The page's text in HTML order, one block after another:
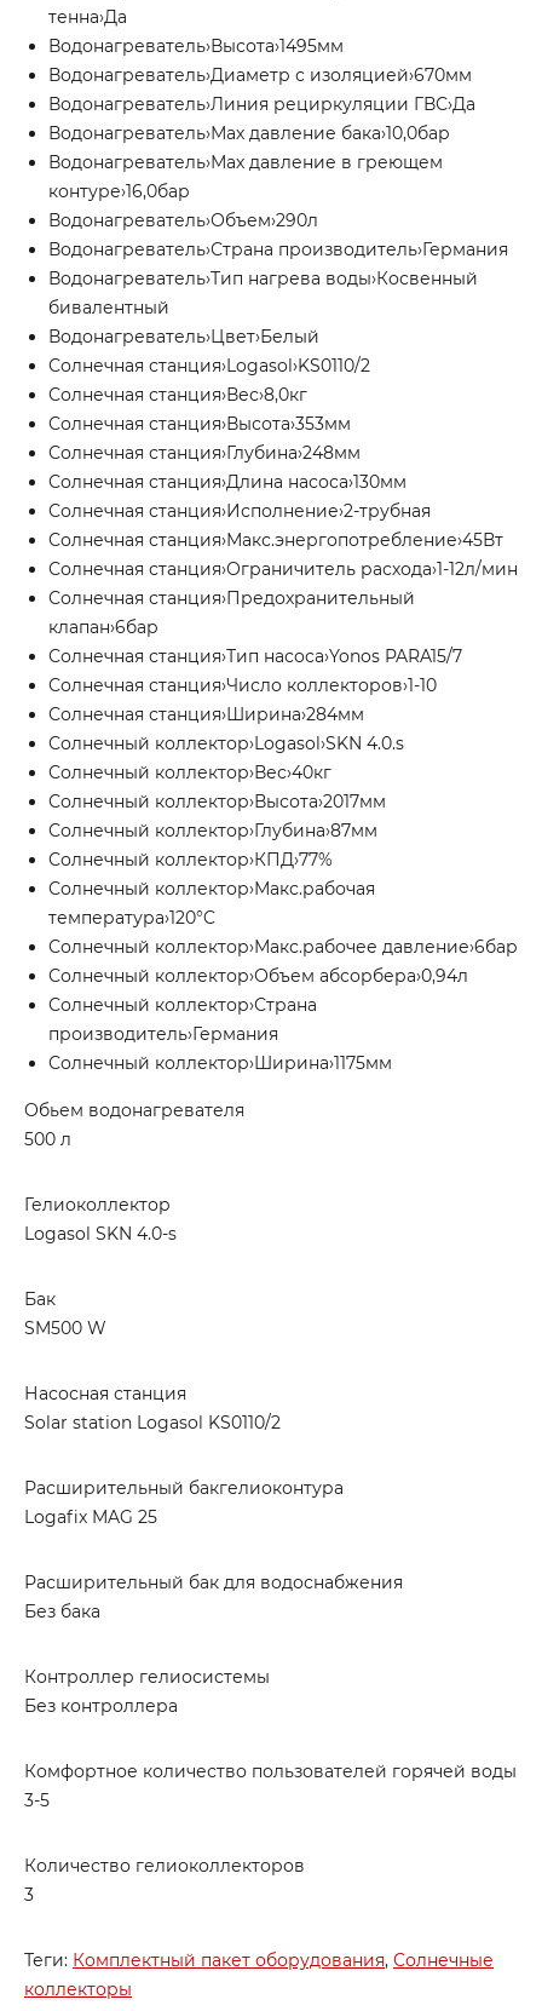
тенна›Да
Водонагреватель›Высота›1495мм
Водонагреватель›Диаметр с изоляцией›670мм
Водонагреватель›Линия рециркуляции ГВС›Да
Водонагреватель›Мах давление бака›10,0бар
Водонагреватель›Мах давление в греющем
контуре›16,0бар
Водонагреватель›Объем›290л
Водонагреватель›Страна производитель›Германия
Водонагреватель›Тип нагрева воды›Косвенный
бивалентный
Водонагреватель›Цвет›Белый
Солнечная станция›Logasol›KS0110/2
Солнечная станция›Вес›8,0кг
Солнечная станция›Высота›353мм
Солнечная станция›Глубина›248мм
Солнечная станция›Длина насоса›130мм
Солнечная станция›Исполнение›2-трубная
Солнечная станция›Макс.энергопотребление›45Вт
Солнечная станция›Ограничитель расхода›1-12л/мин
Солнечная станция›Предохранительный
клапан›6бар
Солнечная станция›Тип насоса›Yonos PARA15/7
Солнечная станция›Число коллекторов›1-10
Солнечная станция›Ширина›284мм
Солнечный коллектор›Logasol›SKN 4.0.s
Солнечный коллектор›Вес›40кг
Солнечный коллектор›Высота›2017мм
Солнечный коллектор›Глубина›87мм
Солнечный коллектор›КПД›77%
Солнечный коллектор›Макс.рабочая
температура›120°C
Солнечный коллектор›Макс.рабочее давление›6бар
Солнечный коллектор›Объем абсорбера›0,94л
Солнечный коллектор›Страна
производитель›Германия
Солнечный коллектор›Ширина›1175мм
Обьем водонагревателя
500 л
Гелиоколлектор
Logasol SKN 4.0-s
Бак
SM500 W
Насосная станция
Solar station Logasol KS0110/2
Расширительный бакгелиоконтура
Logafix MAG 25
Расширительный бак для водоснабжения
Без бака
Контроллер гелиосистемы
Без контроллера
Комфортное количество пользователей горячей воды
3-5
Количество гелиоколлекторов
3
Теги: Комплектный пакет оборудования, Солнечные
коллекторы